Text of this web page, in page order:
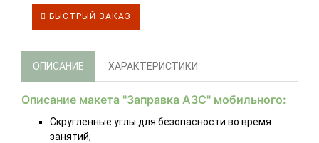
БЫСТРЫЙ ЗАКАЗ
ОПИСАНИЕ ХАРАКТЕРИСТИКИ
Описание макета "Заправка АЗС" мобильного:
Скругленные углы для безопасности во время
занятий;